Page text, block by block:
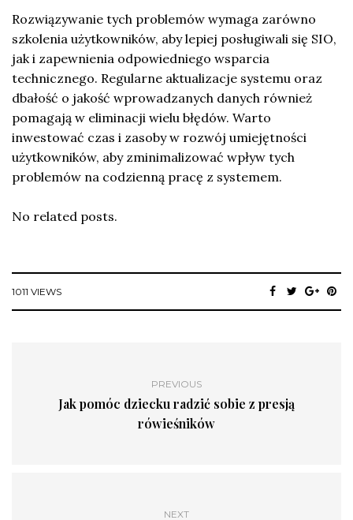
Rozwiązywanie tych problemów wymaga zarówno
szkolenia użytkowników, aby lepiej posługiwali się SIO,
jak i zapewnienia odpowiedniego wsparcia
technicznego. Regularne aktualizacje systemu oraz
dbałość o jakość wprowadzanych danych również
pomagają w eliminacji wielu błędów. Warto
inwestować czas i zasoby w rozwój umiejętności
użytkowników, aby zminimalizować wpływ tych
problemów na codzienną pracę z systemem.
No related posts.
1011 VIEWS
PREVIOUS
Jak pomóc dziecku radzić sobie z presją
rówieśników
NEXT